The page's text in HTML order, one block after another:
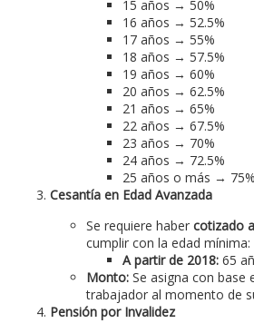
15 años → 50%
16 años → 52.5%
17 años → 55%
18 años → 57.5%
19 años → 60%
20 años → 62.5%
21 años → 65%
22 años → 67.5%
23 años → 70%
24 años → 72.5%
25 años o más → 75%
Cesantía en Edad Avanzada
Se requiere haber cotizado
cumplir con la edad mínima:
A partir de 2018: 65
Monto: Se asigna con base
trabajador al momento de
Pensión por Invalidez